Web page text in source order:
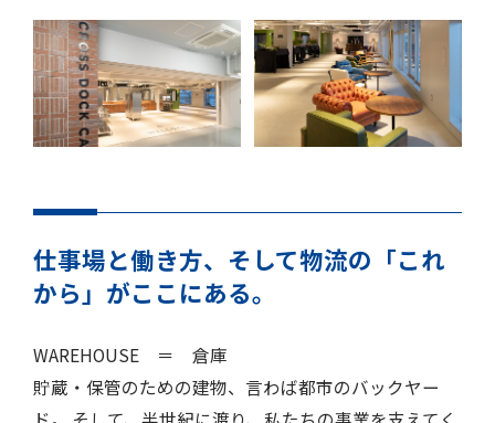
仕事場と働き方、そして物流の「これ
から」がここにある。
WAREHOUSE ＝ 倉庫
貯蔵・保管のための建物、言わば都市のバックヤー